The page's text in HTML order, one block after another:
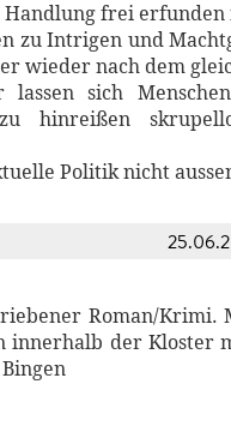
frei erfunden
zu Intrigen und
wieder nach dem
lassen sich
hinreißen
Politik nicht
Roman/Krimi.
innerhalb der Kloster